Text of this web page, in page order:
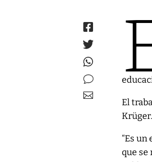
El
Krüger.
“Es
que se